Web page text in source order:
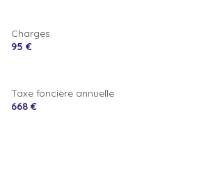
Charges
95 €
Taxe foncière annuelle
668 €